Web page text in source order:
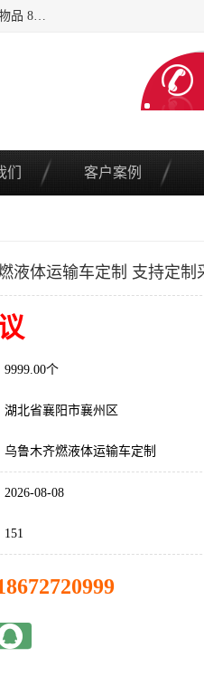
提供1——9类危险品运输车辆： 1类炸药雷管车 2类易燃气瓶车 3类易燃液体车 4类易燃固体车 6类毒性运输车 7类放射性物品 8类腐蚀性物品 9类杂项类物品 各类底盘，品种齐全。厂家直供，品质保证。 公告品种环保齐全，上牌无忧。 全国可送货上门，可分期，可*，可包牌。 详情可咨询: *（微信同号）
们 客户案例
液体运输车定制 支持定制
9999.00个
湖北省襄阳市襄州区
乌鲁木齐燃液体运输车定制
2026-08-08
151